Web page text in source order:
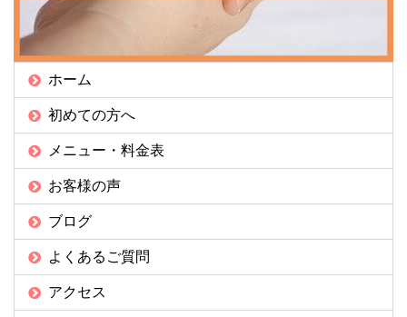
ホーム
初めての方へ
メニュー・料金表
お客様の声
ブログ
よくあるご質問
アクセス